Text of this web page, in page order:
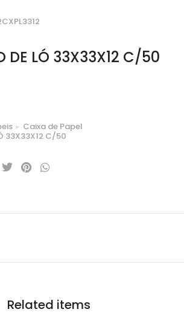
DE LÓ 33X33X12 C/50
Caixa de Papel
33X33X12 C/50
Related items